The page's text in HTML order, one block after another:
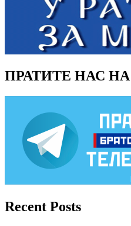
ПРАТИТЕ НАС
Recent Posts